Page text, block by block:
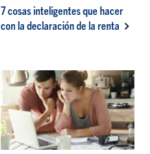
7 cosas inteligentes que hacer
con la declaración de la renta